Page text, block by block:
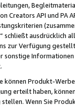
Creators API und PA
ausdrücklich
zur Verfügung
sonstige
Produkt-
erteilt haben,
Wenn Sie